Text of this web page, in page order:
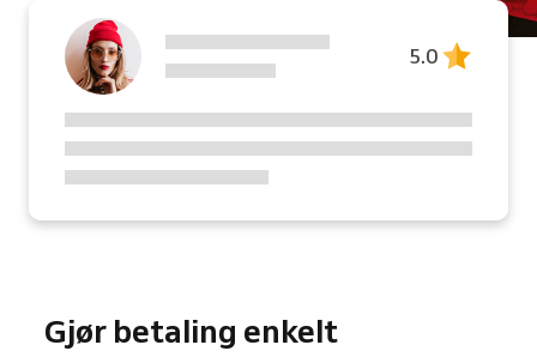
5.0
Gjør betaling enkelt